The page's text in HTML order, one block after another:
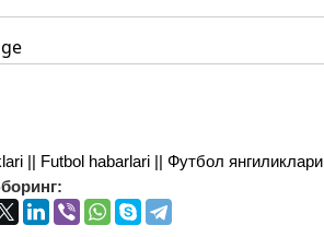
|| Futbol habarlari || Футбол